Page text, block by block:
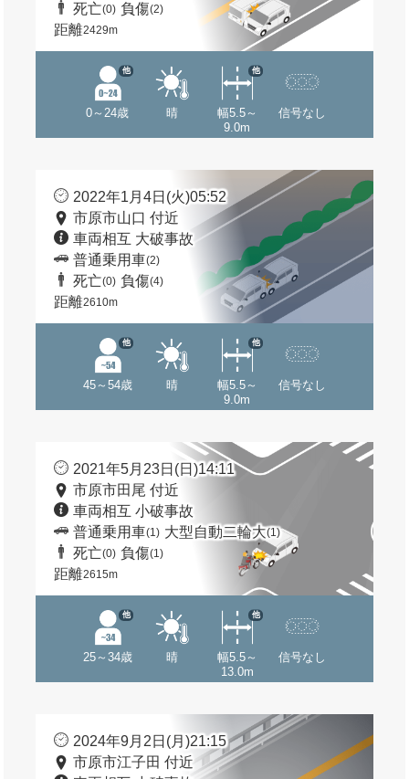
死亡(0) 負傷(2)
距離2429m
0～24歳
他
晴
幅5.5～
9.0m
他
信号なし
2022年1月4日(火)05:52
市原市山口 付近
車両相互 大破事故
普通乗用車(2)
死亡(0) 負傷(4)
距離2610m
45～54歳
他
晴
幅5.5～
9.0m
他
信号なし
2021年5月23日(日)14:11
市原市田尾 付近
車両相互 小破事故
普通乗用車(1) 大型自動二輪大(1)
死亡(0) 負傷(1)
距離2615m
25～34歳
他
晴
幅5.5～
13.0m
他
信号なし
2024年9月2日(月)21:15
市原市江子田 付近